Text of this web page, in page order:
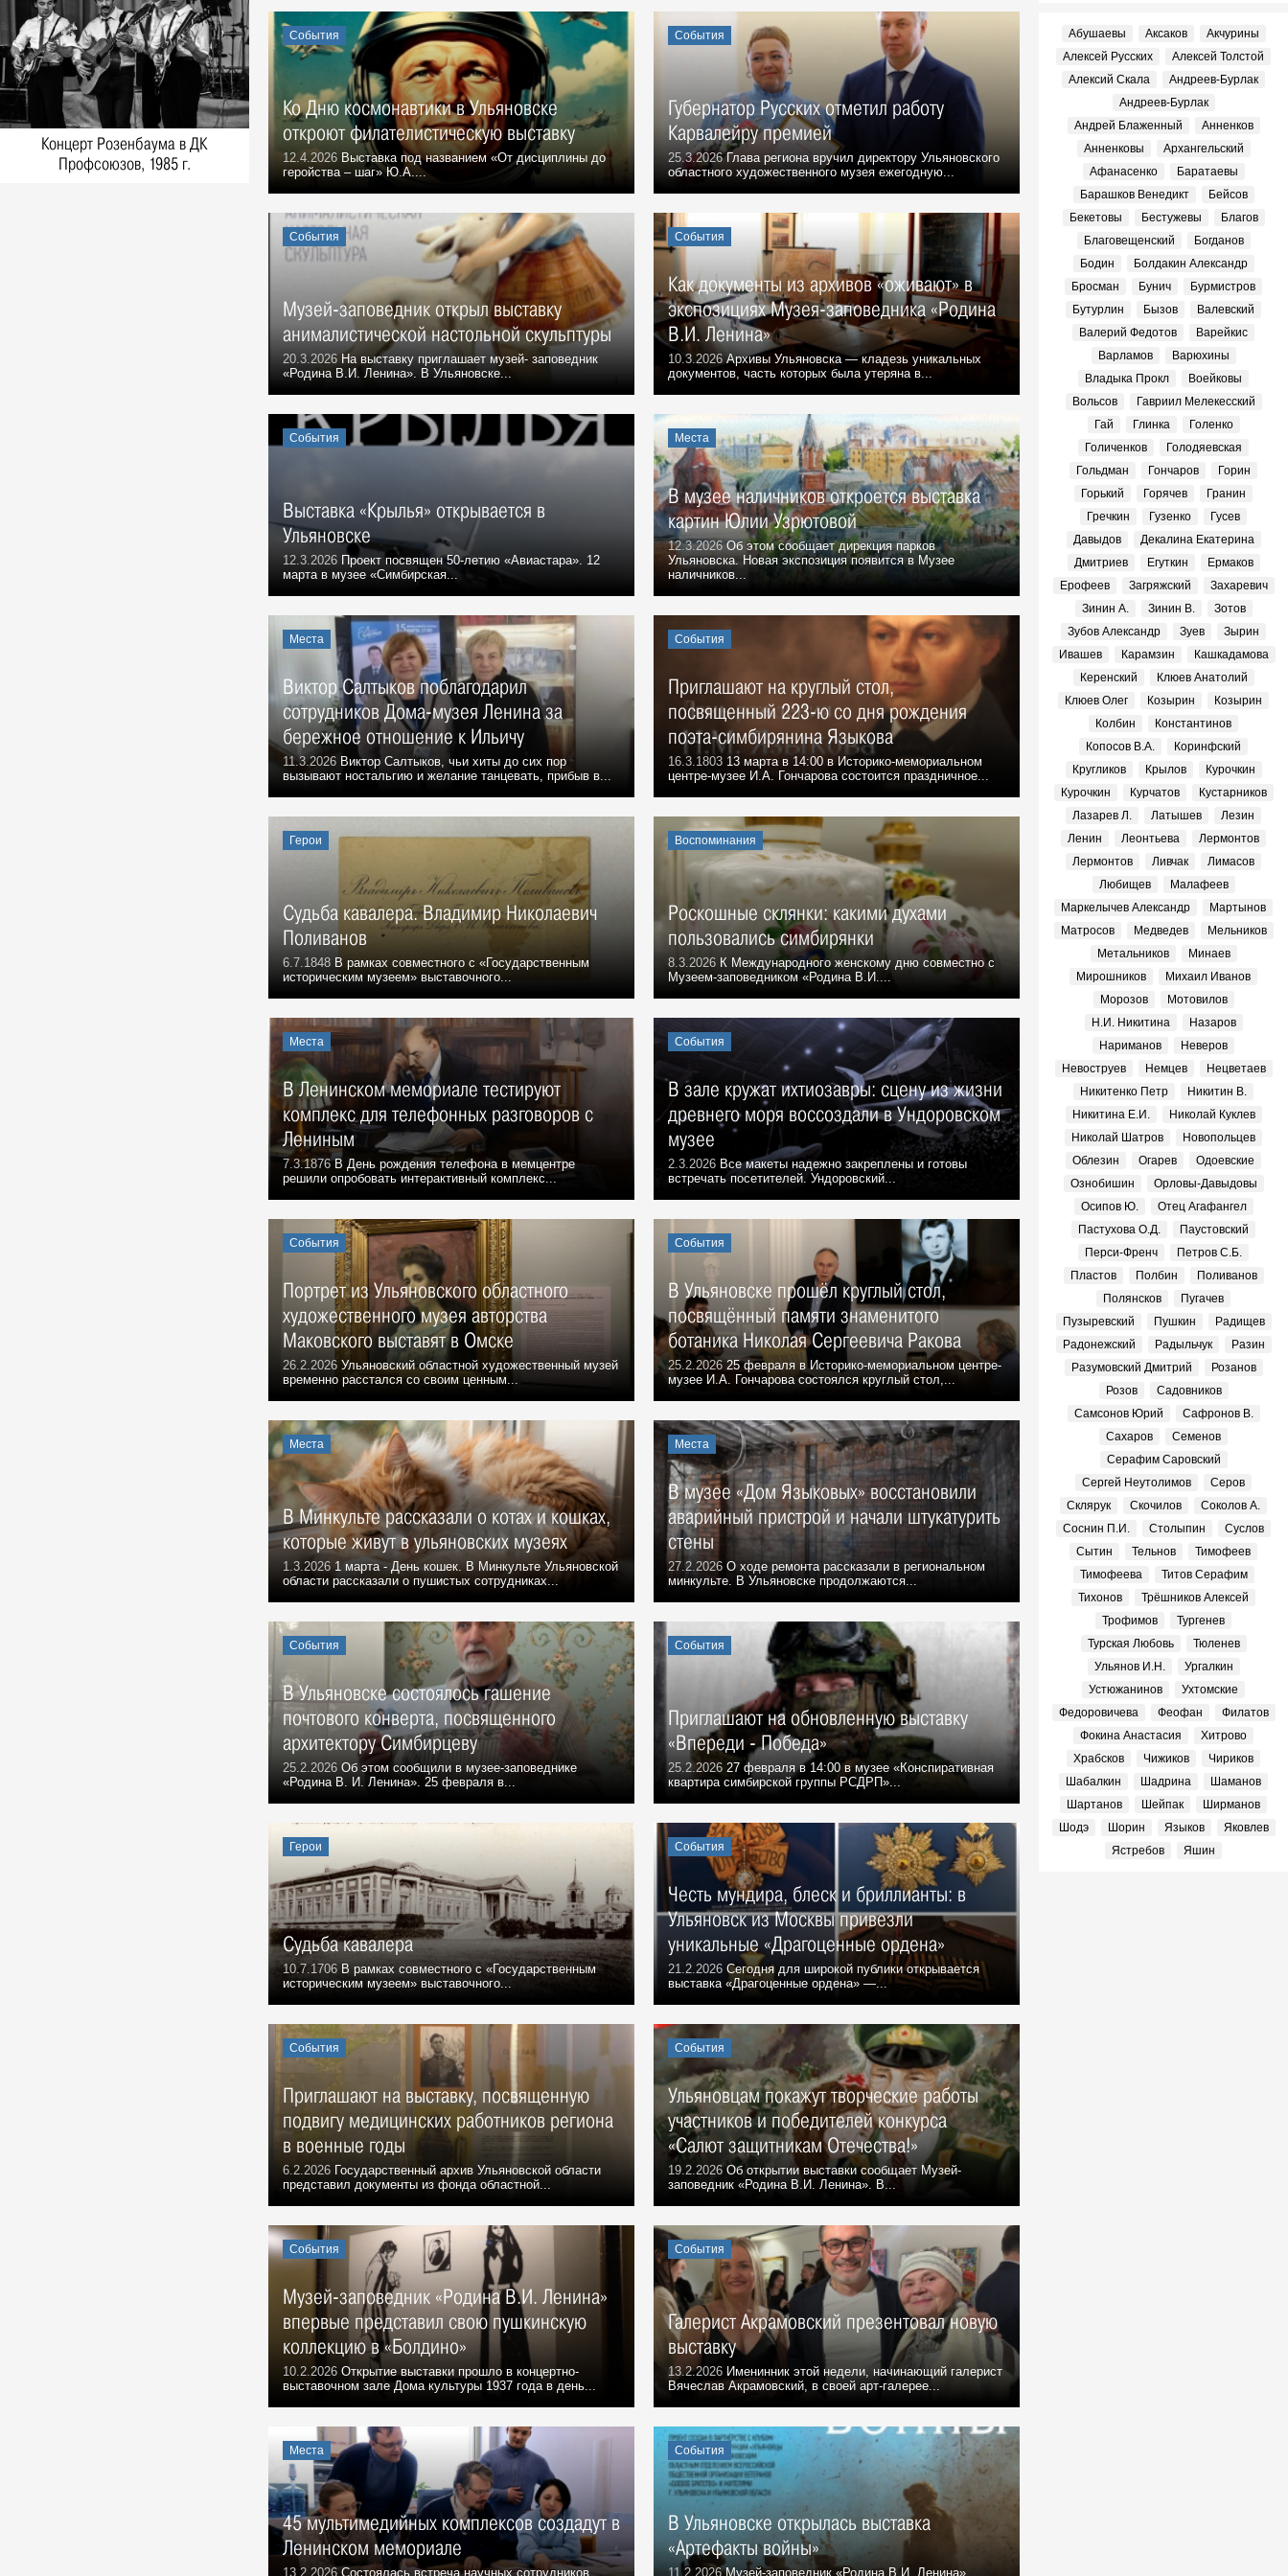
ответил на вопросы
корреспондента «Ульяновской
правды»
События, 6 Августа 1989
***
События, 6 Августа 1990
6 августа 1991 г.
События, 6 Августа 1991
Концерт Розенбаума в ДК
Профсоюзов, 1985 г.
События
Ко Дню космонавтики в Ульяновске
откроют филателистическую выставку
12.4.2026 Выставка под названием «От дисциплины до
геройства – шаг» Ю.А....
События
Губернатор Русских отметил работу
Карвалейру премией
25.3.2026Глава региона вручил директору Ульяновского
областного художественного музея ежегодную...
События
Музей-заповедник открыл выставку
анималистической настольной скульптуры
20.3.2026 На выставку приглашает музей- заповедник
«Родина В.И. Ленина». В Ульяновске...
События
Как документы из архивов «оживают» в
экспозициях Музея-заповедника «Родина
В.И. Ленина»
10.3.2026Архивы Ульяновска — кладезь уникальных
документов, часть которых была утеряна в...
События
Выставка «Крылья» открывается в
Ульяновске
12.3.2026 Проект посвящен 50-летию «Авиастара». 12
марта в музее «Симбирская...
Места
В музее наличников откроется выставка
картин Юлии Узрютовой
12.3.2026 Об этом сообщает дирекция парков
Ульяновска. Новая экспозиция появится в Музее
наличников...
Места
Виктор Салтыков поблагодарил
сотрудников Дома-музея Ленина за
бережное отношение к Ильичу
11.3.2026 Виктор Салтыков, чьи хиты до сих пор
вызывают ностальгию и желание танцевать, прибыв в...
События
Приглашают на круглый стол,
посвященный 223-ю со дня рождения
поэта-симбирянина Языкова
16.3.1803 13 марта в 14:00 в Историко-мемориальном
центре-музее И.А. Гончарова состоится праздничное...
Герои
Судьба кавалера. Владимир Николаевич
Поливанов
6.7.1848 В рамках совместного с «Государственным
историческим музеем» выставочного...
Воспоминания
Роскошные склянки: какими духами
пользовались симбирянки
8.3.2026 К Международного женскому дню совместно с
Музеем-заповедником «Родина В.И....
Места
В Ленинском мемориале тестируют
комплекс для телефонных разговоров с
Лениным
7.3.1876В День рождения телефона в мемцентре
решили опробовать интерактивный комплекс...
События
В зале кружат ихтиозавры: сцену из жизни
древнего моря воссоздали в Ундоровском
музее
2.3.2026 Все макеты надежно закреплены и готовы
встречать посетителей. Ундоровский...
События
Портрет из Ульяновского областного
художественного музея авторства
Маковского выставят в Омске
26.2.2026 Ульяновский областной художественный музей
временно расстался со своим ценным...
События
В Ульяновске прошёл круглый стол,
посвящённый памяти знаменитого
ботаника Николая Сергеевича Ракова
25.2.2026 25 февраля в Историко-мемориальном центре-
музее И.А. Гончарова состоялся круглый стол,...
Места
В Минкульте рассказали о котах и кошках,
которые живут в ульяновских музеях
1.3.2026 1 марта - День кошек. В Минкульте Ульяновской
области рассказали о пушистых сотрудниках...
Места
В музее «Дом Языковых» восстановили
аварийный пристрой и начали штукатурить
стены
27.2.2026 О ходе ремонта рассказали в региональном
минкульте. В Ульяновске продолжаются...
События
В Ульяновске состоялось гашение
почтового конверта, посвященного
архитектору Симбирцеву
25.2.2026 Об этом сообщили в музее-заповеднике
«Родина В. И. Ленина». 25 февраля в...
События
Приглашают на обновленную выставку
«Впереди - Победа»
25.2.2026 27 февраля в 14:00 в музее «Конспиративная
квартира симбирской группы РСДРП»...
Герои
Судьба кавалера
10.7.1706 В рамках совместного с «Государственным
историческим музеем» выставочного...
События
Честь мундира, блеск и бриллианты: в
Ульяновск из Москвы привезли
уникальные «Драгоценные ордена»
21.2.2026 Сегодня для широкой публики открывается
выставка «Драгоценные ордена» —...
События
Приглашают на выставку, посвященную
подвигу медицинских работников региона
в военные годы
6.2.2026 Государственный архив Ульяновской области
представил документы из фонда областной...
События
Ульяновцам покажут творческие работы
участников и победителей конкурса
«Салют защитникам Отечества!»
19.2.2026Об открытии выставки сообщает Музей-
заповедник «Родина В.И. Ленина». В...
События
Музей-заповедник «Родина В.И. Ленина»
впервые представил свою пушкинскую
коллекцию в «Болдино»
10.2.2026 Открытие выставки прошло в концертно-
выставочном зале Дома культуры 1937 года в день...
События
Галерист Акрамовский презентовал новую
выставку
13.2.2026 Именинник этой недели, начинающий галерист
Вячеслав Акрамовский, в своей арт-галерее...
Места
45 мультимедийных комплексов создадут в
Ленинском мемориале
13.2.2026 Состоялась встреча научных сотрудников
События
В Ульяновске открылась выставка
«Артефакты войны»
11.2.2026Музей-заповедник «Родина В.И. Ленина»
Абушаевы Аксаков
Акчурины
Алексей Русских
Алексей Толстой
Алексий Скала
Андреев-Бурлак
Андреев-Бурлак
Андрей Блаженный
Анненков
Анненковы
Архангельский
Афанасенко
Баратаевы
Барашков Венедикт
Бейсов
Бекетовы
Бестужевы
Благов
Благовещенский
Богданов
Бодин
Болдакин Александр
Бросман
Бунич
Бурмистров
Бутурлин
Бызов
Валевский
Валерий Федотов
Варейкис
Варламов
Варюхины
Владыка Прокл
Воейковы
Вольсов
Гавриил Мелекесский
Гай
Глинка
Голенко
Голиченков
Голодяевская
Гольдман
Гончаров
Горин
Горький
Горячев
Гранин
Гречкин
Гузенко
Гусев
Давыдов
Декалина Екатерина
Дмитриев
Егуткин
Ермаков
Ерофеев
Загряжский
Захаревич
Зинин А.
Зинин В.
Зотов
Зубов Александр
Зуев
Зырин
Ивашев
Карамзин
Кашкадамова
Керенский
Клюев Анатолий
Клюев Олег
Козырин
Козырин
Колбин
Константинов
Копосов В.А.
Коринфский
Кругликов
Крылов
Курочкин
Курочкин
Курчатов
Кустарников
Лазарев Л.
Латышев
Лезин
Ленин
Леонтьева
Лермонтов
Лермонтов
Ливчак
Лимасов
Любищев
Малафеев
Маркелычев Александр
Мартынов
Матросов
Медведев
Мельников
Метальников
Минаев
Мирошников
Михаил Иванов
Морозов
Мотовилов
Н.И. Никитина
Назаров
Нариманов
Неверов
Невоструев
Немцев
Нецветаев
Никитенко Петр
Никитин В.
Никитина Е.И.
Николай Куклев
Николай Шатров
Новопольцев
Облезин
Огарев
Одоевские
Ознобишин
Орловы-Давыдовы
Осипов Ю.
Отец Агафангел
Пастухова О.Д.
Паустовский
Перси-Френч
Петров С.Б.
Пластов
Полбин
Поливанов
Полянсков
Пугачев
Пузыревский
Пушкин
Радищев
Радонежский
Радыльчук
Разин
Разумовский Дмитрий
Розанов
Розов
Садовников
Самсонов Юрий
Сафронов В.
Сахаров
Семенов
Серафим Саровский
Сергей Неутолимов
Серов
Склярук
Скочилов
Соколов А.
Соснин П.И.
Столыпин
Суслов
Сытин
Тельнов
Тимофеев
Тимофеева
Титов Серафим
Тихонов
Трёшников Алексей
Трофимов
Тургенев
Турская Любовь
Тюленев
Ульянов И.Н.
Ургалкин
Устюжанинов
Ухтомские
Федоровичева
Феофан
Филатов
Фокина Анастасия
Хитрово
Храбсков
Чижиков
Чириков
Шабалкин
Шадрина
Шаманов
Шартанов
Шейпак
Ширманов
Шодэ
Шорин Языков
Яковлев
Ястребов
Яшин